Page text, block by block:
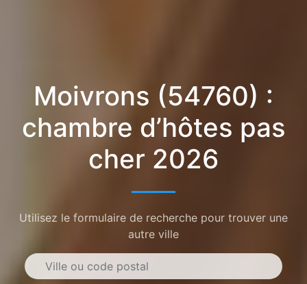
Moivrons (54760) :
chambre d’hôtes pas
cher 2026
Utilisez le formulaire de recherche pour trouver une
autre ville